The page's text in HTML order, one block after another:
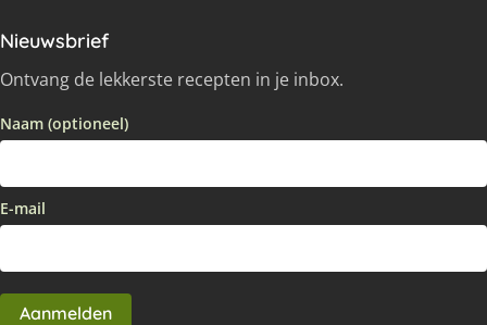
Nieuwsbrief
Ontvang de lekkerste recepten in je inbox.
Naam (optioneel)
E-mail
Aanmelden